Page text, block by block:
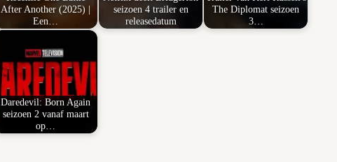
After Another (2025) |
Een…
seizoen 4 trailer en
releasedatum
The Diplomat seizoen
3…
Daredevil: Born Again
seizoen 2 vanaf maart
op…